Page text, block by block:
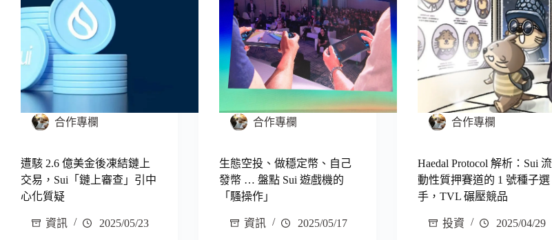
合作專欄
遭駭 2.6 億美金後凍結鏈上
交易，Sui「鏈上審查」引中
心化質疑
資訊 2025/05/23
合作專欄
生態空投、做穩定幣、自己
發幣 … 盤點 Sui 遊戲機的
「騷操作」
資訊 2025/05/17
合作專欄
Haedal Protocol 解析：Sui 流
動性質押賽道的 1 號種子選
手，TVL 碾壓競品
投資 2025/04/29